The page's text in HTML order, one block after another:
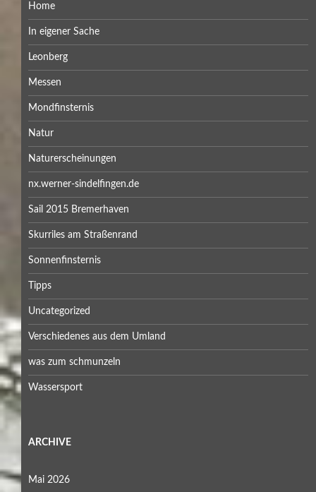
Home
In eigener Sache
Leonberg
Messen
Mondfinsternis
Natur
Naturerscheinungen
nx.werner-sindelfingen.de
Sail 2015 Bremerhaven
Skurriles am Straßenrand
Sonnenfinsternis
Tipps
Uncategorized
Verschiedenes aus dem Umland
was zum schmunzeln
Wassersport
ARCHIVE
Mai 2026